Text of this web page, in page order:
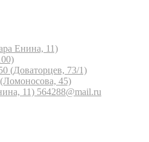
Енина, 11)
(Доваторцев, 73/1)
(Ломоносова, 45)
11) 564288@mail.ru